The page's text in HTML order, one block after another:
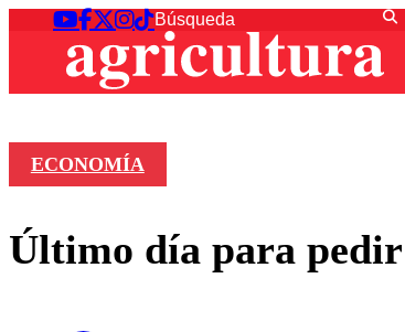
ECONOMÍA
Último día para